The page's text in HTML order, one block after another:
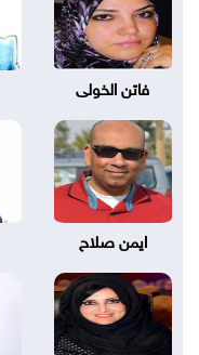
فاتن الخولى
ايمن صلاح